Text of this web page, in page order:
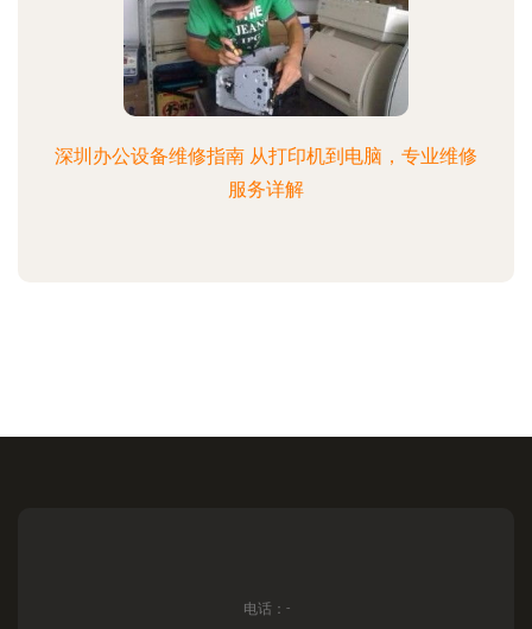
深圳办公设备维修指南 从打印机到电脑，专业维修
服务详解
电话：-